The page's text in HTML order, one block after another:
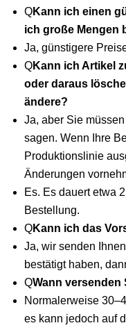
QKann ich einen
ich große Mengen
Ja, günstigere
QKann ich Artikel
oder daraus
ändere?
Ja, aber Sie
sagen. Wenn Ihre
Produktionslinie
Änderungen
Es. Es dauert etwa
Bestellung.
QKann ich das
Ja, wir senden
bestätigt haben,
QWann versenden
Normalerweise
es kann jedoch auf